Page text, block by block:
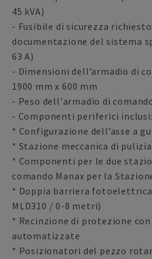
45 kVA)
- Fusibile di sicurezza
documentazione del sistema
63 A)
- Dimensioni dell’armadio di
1900 mm x 600 mm
- Peso dell'armadio di
- Componenti periferici inclusi:
* Configurazione dell’asse a
* Stazione meccanica di
* Componenti per le due
comando Manax per la
* Doppia barriera fotoelettrica
MLD310 / 0-8 metri)
* Recinzione di protezione
automatizzate
* Posizionatori del pezzo